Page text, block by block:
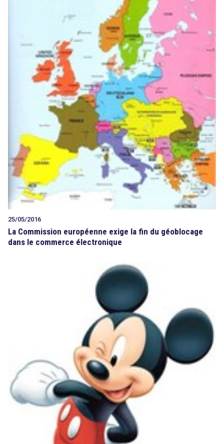
25/05/2016
La Commission européenne exige la fin du géoblocage
dans le commerce électronique